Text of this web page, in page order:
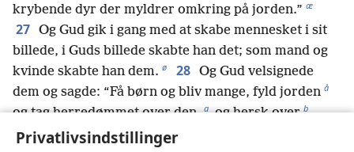
Privatlivsindstillinger
krybende dyr der myldrer omkring på jorden.” æ
27 Og Gud gik i gang med at skabe mennesket i sit
billede, i Guds billede skabte han det; som mand og
kvinde skabte han dem. ø 28 Og Gud velsignede
dem og sagde: “Få børn og bliv mange, fyld jorden å
og tag herredømmet over den, a og hersk over b
havets fisk og himlens flyvende skabninger og alle de